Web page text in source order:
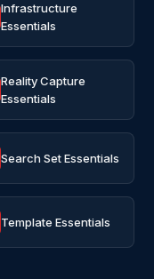
Infrastructure
Essentials
Reality Capture
Essentials
Search Set Essentials
Template Essentials